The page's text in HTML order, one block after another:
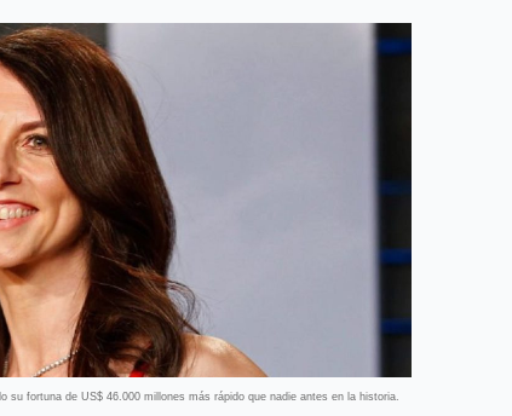
su fortuna de US$ 46.000 millones más rápido que nadie antes en la historia.